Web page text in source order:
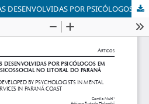
INVENTÁRIO DAS PRÁTICAS DESENVOLVIDAS POR PSICÓLOGOS EM CENTROS DE ATENÇÃO PSICOSSOCIAL NO LITORAL DO PARANÁ